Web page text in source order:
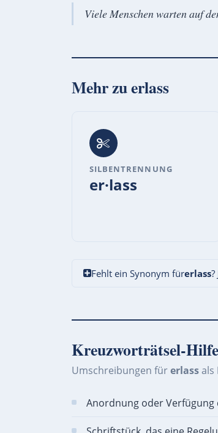
Viele Menschen warten auf
Mehr zuerlass
SILBENTRENNUNG
er·lass
Fehlt ein Synonym fürerlass?
Kreuzworträtsel-Hilfe
Umschreibungen fürerlassals
Anordnung oder Verfügung